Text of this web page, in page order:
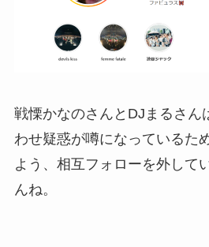
戦慄かなのさんとDJまるさん
わせ疑惑が噂になっているた
よう、相互フォローを外して
んね。